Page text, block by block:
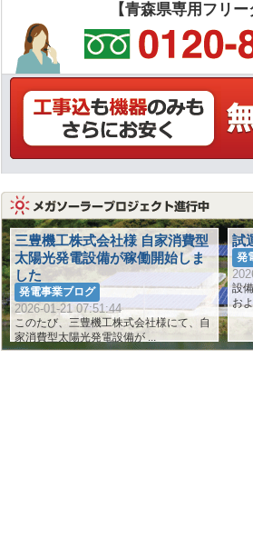
【青森県専用フリー
三豊機工株式会社様 自家消費型
太陽光発電設備が稼働開始しま
した
発電事業ブログ
2026-01-21 07:51:44
このたび、三豊機工株式会社様にて、自
家消費型太陽光発電設備が ...
試
発
設
お